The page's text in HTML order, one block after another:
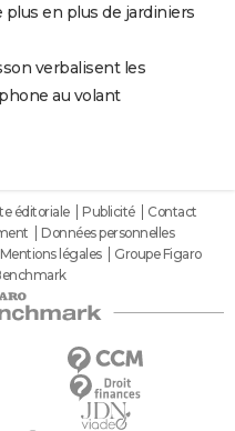
plus en plus de jardiniers
verbalisent les
au volant
éditoriale Publicité
Contact
Données personnelles
Mentions légales
Groupe Figaro